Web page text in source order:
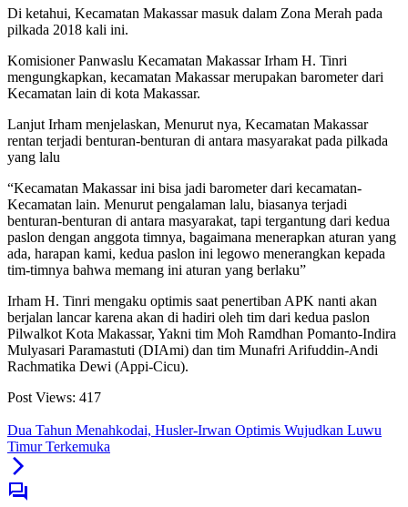
Di ketahui, Kecamatan Makassar masuk dalam Zona Merah pada
pilkada 2018 kali ini.
Komisioner Panwaslu Kecamatan Makassar Irham H. Tinri
mengungkapkan, kecamatan Makassar merupakan barometer dari
Kecamatan lain di kota Makassar.
Lanjut Irham menjelaskan, Menurut nya, Kecamatan Makassar
rentan terjadi benturan-benturan di antara masyarakat pada pilkada
yang lalu
“Kecamatan Makassar ini bisa jadi barometer dari kecamatan-
Kecamatan lain. Menurut pengalaman lalu, biasanya terjadi
benturan-benturan di antara masyarakat, tapi tergantung dari kedua
paslon dengan anggota timnya, bagaimana menerapkan aturan yang
ada, harapan kami, kedua paslon ini legowo menerangkan kepada
tim-timnya bahwa memang ini aturan yang berlaku”
Irham H. Tinri mengaku optimis saat penertiban APK nanti akan
berjalan lancar karena akan di hadiri oleh tim dari kedua paslon
Pilwalkot Kota Makassar, Yakni tim Moh Ramdhan Pomanto-Indira
Mulyasari Paramastuti (DIAmi) dan tim Munafri Arifuddin-Andi
Rachmatika Dewi (Appi-Cicu).
Post Views: 417
Dua Tahun Menahkodai, Husler-Irwan Optimis Wujudkan Luwu
Timur Terkemuka